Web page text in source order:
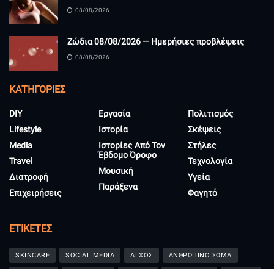
08/08/2026
Ζώδια 08/08/2026 — Ημερήσιες προβλέψεις
08/08/2026
KΑΤΗΓΟΡΊΕΣ
DIY
Lifestyle
Media
Travel
Διατροφή
Επιχειρήσεις
Εργασία
Ιστορία
Ιστορίες Από Τον
Έβδομο Όροφο
Μουσική
Παράξενα
Πολιτισμός
Σκέψεις
Στήλες
Τεχνολογία
Υγεία
Φαγητό
ΕΤΙΚΈΤΕΣ
SKINCARE SOCIAL MEDIA ΑΓΧΟΣ ΑΝΘΡΩΠΙΝΟ ΣΩΜΑ